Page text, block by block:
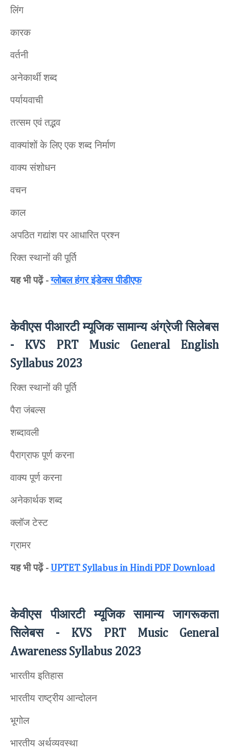
लिंग
कारक
वर्तनी
अनेकार्थी शब्द
पर्यायवाची
तत्सम एवं तद्भव
वाक्यांशों के लिए एक शब्द निर्माण
वाक्य संशोधन
वचन
काल
अपठित गद्यांश पर आधारित प्रश्न
रिक्त स्थानों की पूर्ति
यह भी पढ़ें -ग्लोबल हंगर इंडेक्स पीडीएफ
केवीएस पीआरटी म्यूजिक सामान्य अंग्रेजी सिलेबस
- KVS PRT Music General English
Syllabus 2023
रिक्त स्थानों की पूर्ति
पैरा जंबल्स
शब्दावली
पैराग्राफ पूर्ण करना
वाक्य पूर्ण करना
अनेकार्थक शब्द
क्लॉज टेस्ट
ग्रामर
यह भी पढ़ें - UPTET Syllabus in Hindi PDF Download
केवीएस पीआरटी म्यूजिक सामान्य जागरूकता
सिलेबस - KVS PRT Music General
Awareness Syllabus 2023
भारतीय इतिहास
भारतीय राष्ट्रीय आन्दोलन
भूगोल
भारतीय अर्थव्यवस्था